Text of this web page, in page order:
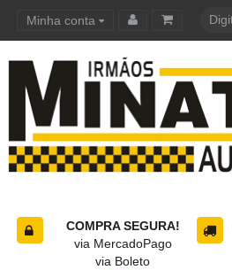
Minha conta
COMPRA SEGURA!
via MercadoPago
via Boleto